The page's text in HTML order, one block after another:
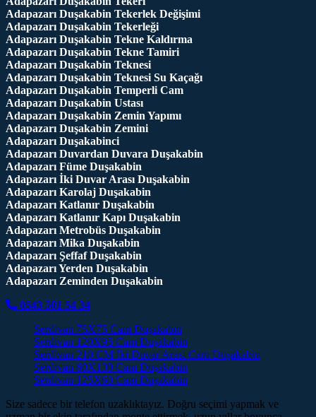
Adapazarı Duşakabin Tekerlek Değişimi
Adapazarı Duşakabin Tekerleği
Adapazarı Duşakabin Tekne Kaldırma
Adapazarı Duşakabin Tekne Tamiri
Adapazarı Duşakabin Teknesi
Adapazarı Duşakabin Teknesi Su Kaçağı
Adapazarı Duşakabin Temperli Cam
Adapazarı Duşakabin Ustası
Adapazarı Duşakabin Zemin Yapımı
Adapazarı Duşakabin Zemini
Adapazarı Duşakabinci
Adapazarı Duvardan Duvara Duşakabin
Adapazarı Füme Duşakabin
Adapazarı İki Duvar Arası Duşakabin
Adapazarı Karolaj Duşakabin
Adapazarı Katlanır Duşakabin
Adapazarı Katlanır Kapı Duşakabin
Adapazarı Metrobüs Duşakabin
Adapazarı Mika Duşakabin
Adapazarı Şeffaf Duşakabin
Adapazarı Yerden Duşakabin
Adapazarı Zeminden Duşakabin
0543 501 54 34
Serdivan 75X75 Cam Duşakabin
Serdivan 120X95 Cam Duşakabin
Serdivan 210 CM İki Duvar Arası Cam Duşakabin
Serdivan 60X130 Cam Duşakabin
Serdivan 125X60 Cam Duşakabin
Size sadece bir telefon uzaklıktayız. Doğru seçimi yapmak ve